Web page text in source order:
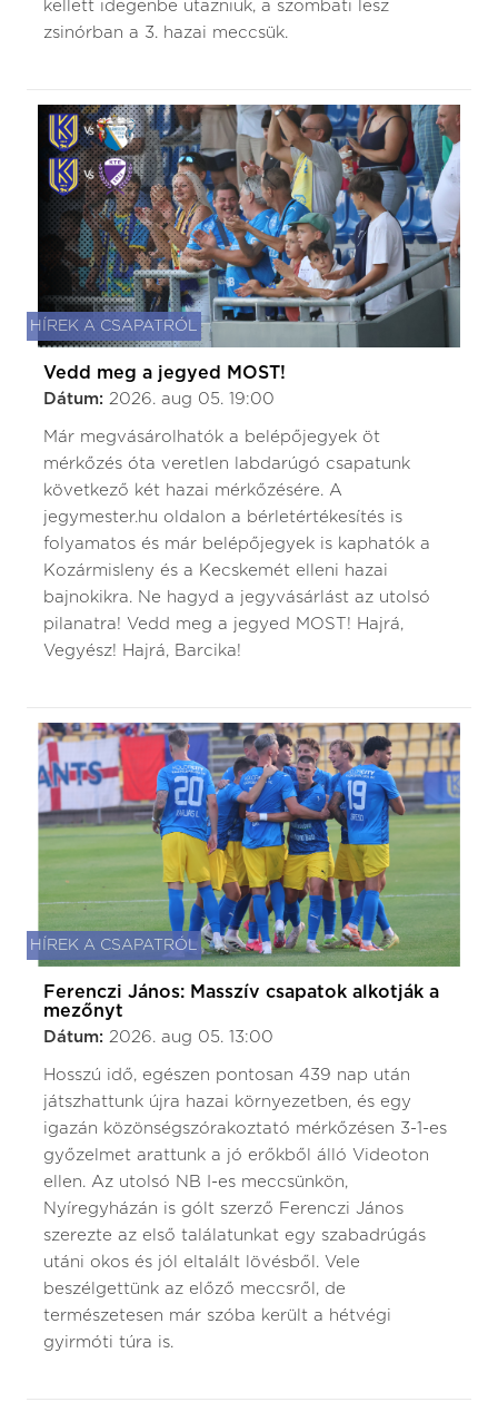
kellett idegenbe utazniuk, a szombati lesz
zsinórban a 3. hazai meccsük.
HÍREK A CSAPATRÓL
Vedd meg a jegyed MOST!
Dátum: 2026. aug 05. 19:00
Már megvásárolhatók a belépőjegyek öt
mérkőzés óta veretlen labdarúgó csapatunk
következő két hazai mérkőzésére. A
jegymester.hu oldalon a bérletértékesítés is
folyamatos és már belépőjegyek is kaphatók a
Kozármisleny és a Kecskemét elleni hazai
bajnokikra. Ne hagyd a jegyvásárlást az utolsó
pilanatra! Vedd meg a jegyed MOST! Hajrá,
Vegyész! Hajrá, Barcika!
HÍREK A CSAPATRÓL
Ferenczi János: Masszív csapatok alkotják a
mezőnyt
Dátum: 2026. aug 05. 13:00
Hosszú idő, egészen pontosan 439 nap után
játszhattunk újra hazai környezetben, és egy
igazán közönségszórakoztató mérkőzésen 3-1-es
győzelmet arattunk a jó erőkből álló Videoton
ellen. Az utolsó NB I-es meccsünkön,
Nyíregyházán is gólt szerző Ferenczi János
szerezte az első találatunkat egy szabadrúgás
utáni okos és jól eltalált lövésből. Vele
beszélgettünk az előző meccsről, de
természetesen már szóba került a hétvégi
gyirmóti túra is.